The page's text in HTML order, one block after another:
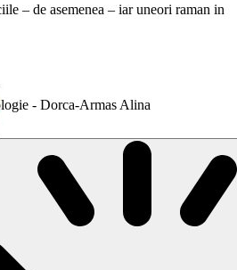
– de asemenea – iar uneori raman in
- Dorca-Armas Alina